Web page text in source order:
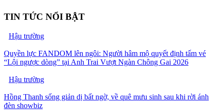
TIN TỨC NỔI BẬT
Hậu trường
Quyền lực FANDOM lên ngôi: Người hâm mộ quyết định tấm vé
“Lội ngược dòng” tại Anh Trai Vượt Ngàn Chông Gai 2026
Hậu trường
Hồng Thanh sống giản dị bất ngờ, về quê mưu sinh sau khi rời ánh
đèn showbiz